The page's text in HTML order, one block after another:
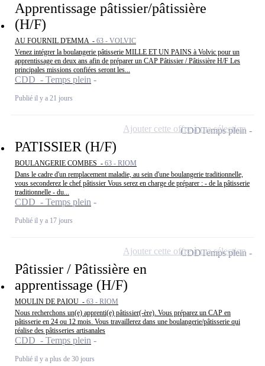
Apprentissage pâtissier/pâtissière
(H/F)
AU FOURNIL D'EMMA - 63 - VOLVIC
Venez intégrer la boulangerie pâtisserie MILLE ET UN PAINS à Volvic pour un
apprentissage en deux ans afin de préparer un CAP Pâtissier / Pâtissière H/F Les
principales missions confiées seront les...
CDD - Temps plein
Publié il y a 21 jours
PATISSIER (H/F)
BOULANGERIE COMBES - 63 - RIOM
Dans le cadre d'un remplacement maladie, au sein d'une boulangerie traditionnelle,
vous seconderez le chef pâtissier Vous serez en charge de préparer : - de la pâtisserie
traditionnelle - du...
CDD - Temps plein
Publié il y a 17 jours
CDDTemps plein
Ajouter cette offre à ma sélection
Pâtissier / Pâtissière en
apprentissage (H/F)
MOULIN DE PAIOU - 63 - RIOM
Nous recherchons un(e) apprenti(e) pâtissier(-ère). Vous préparez un CAP en
pâtisserie en 24 ou 12 mois. Vous travaillerez dans une boulangerie/pâtisserie qui
réalise des pâtisseries artisanales
CDD - Temps plein
Publié il y a plus de 30 jours
CDDTemps plein
Ajouter cette offre à ma sélection